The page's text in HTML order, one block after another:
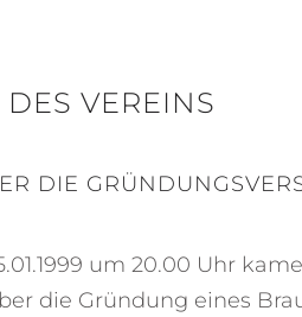
VEREINS
DIE
um 20.00 Uhr
die Gründung eines